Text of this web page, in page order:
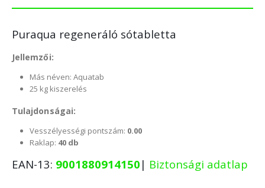
Puraqua regeneráló sótabletta
Jellemzői:
Más néven: Aquatab
25 kg kiszerelés
Tulajdonságai:
Vesszélyességi pontszám: 0.00
Raklap: 40 db
EAN-13: 9001880914150 | Biztonsági adatlap